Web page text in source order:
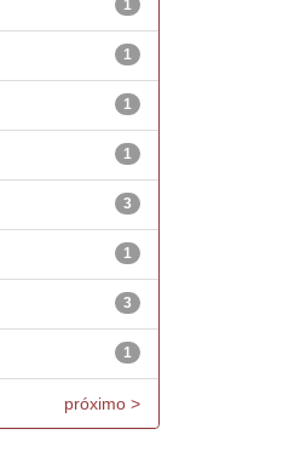
1
1
1
1
3
1
3
1
próximo >